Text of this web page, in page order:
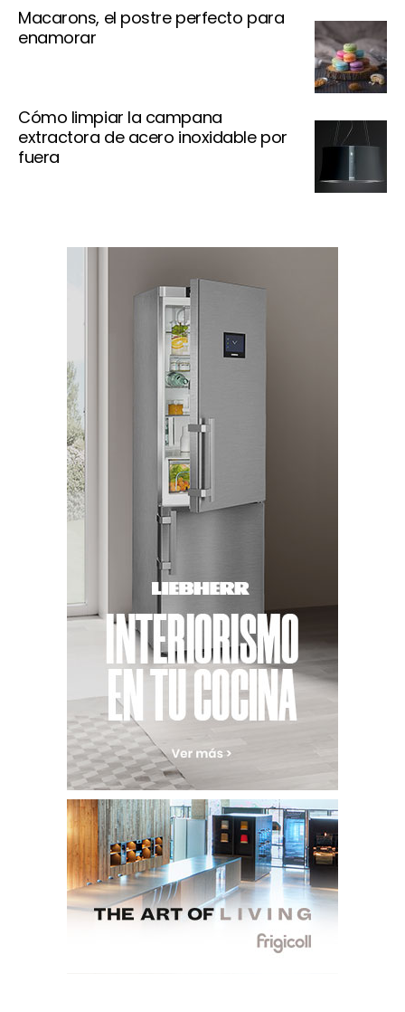
Macarons, el postre perfecto para
enamorar
Cómo limpiar la campana
extractora de acero inoxidable por
fuera